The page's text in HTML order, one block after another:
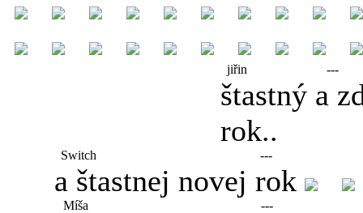
jiřin ---
štastný a
rok..
Switch ---
a štastnej novej rok
Míša ---